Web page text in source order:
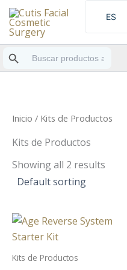
contenido
ES
EN
Botón de búsqueda
Inicio / Kits de Productos
Kits de Productos
Showing all 2 results
Kits de Productos